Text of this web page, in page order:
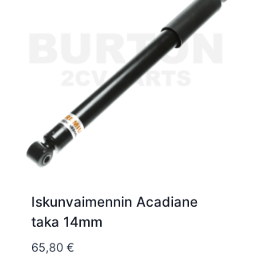
Iskunvaimennin Acadiane
taka 14mm
65,80 €